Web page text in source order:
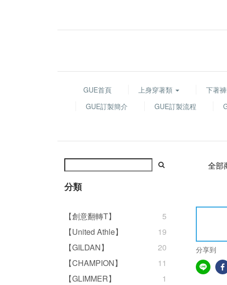
GUE首頁 上身穿著類 下著
GUE訂製簡介
GUE訂製流程
分類
【創意翻轉T】
5
【United Athle】
19
【GILDAN】
20
【CHAMPION】
11
【GLIMMER】
1
全部
分享到